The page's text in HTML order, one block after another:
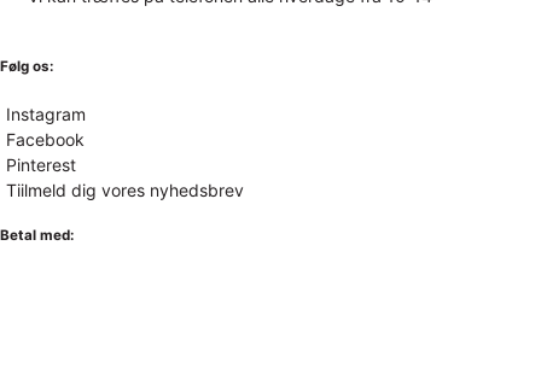
Følg os:
Instagram
Facebook
Pinterest
Tiilmeld dig vores nyhedsbrev
Betal med: